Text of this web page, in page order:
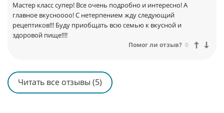
Мастер класс супер! Все очень подробно и интересно! А
главное вкусноооо! С нетерпением жду следующий
рецептиков!!! Буду приобщать всю семью к вкусной и
здоровой пище!!!!
Помог ли отзыв? 0
Читать все отзывы (5)